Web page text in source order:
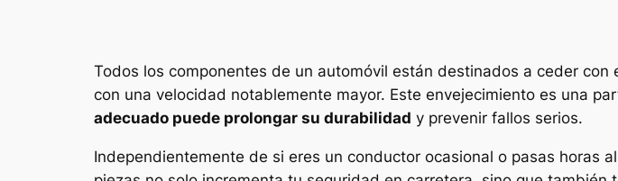
Todos los componentes de un automóvil están destinados a ceder
con una velocidad notablemente mayor. Este envejecimiento es una
adecuado puede prolongar su durabilidad y prevenir fallos serios.
Independientemente de si eres un conductor ocasional o pasas horas